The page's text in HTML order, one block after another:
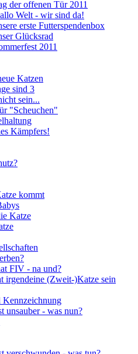
der offenen Tür 2011
Welt - wir sind da!
erste Futterspendenbox
Glücksrad
2011
Katzen
sind 3
sein...
"Scheuchen"
Kämpfers!
kommt
Katze
FIV - na und?
irgendeine (Zweit-)Katze sein
Kennzeichnung
unsauber - was nun?